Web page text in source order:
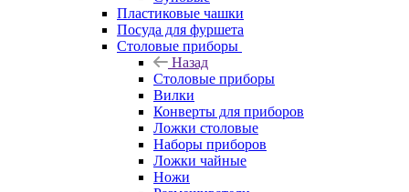
Пластиковые чашки
Посуда для фуршета
Столовые приборы
Назад
Столовые приборы
Вилки
Конверты для приборов
Ложки столовые
Наборы приборов
Ложки чайные
Ножи